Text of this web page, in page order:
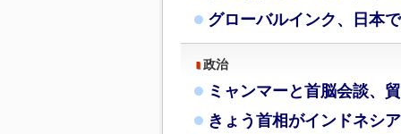
グローバルインク、日本
政治
ミャンマーと首脳会談、
きょう首相がインドネシ